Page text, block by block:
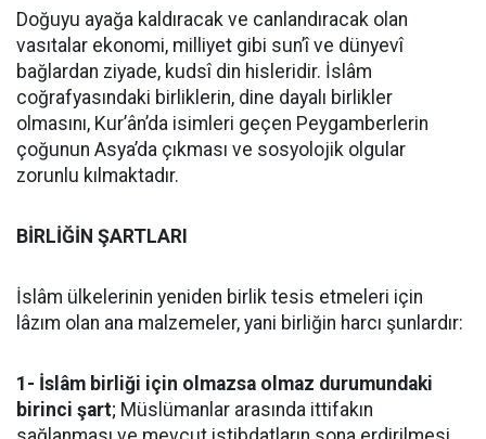
Doğuyu ayağa kaldıracak ve canlandıracak olan
vasıtalar ekonomi, milliyet gibi sun’î ve dünyevî
bağlardan ziyade, kudsî din hisleridir. İslâm
coğrafyasındaki birliklerin, dine dayalı birlikler
olmasını, Kur’ân’da isimleri geçen Peygamberlerin
çoğunun Asya’da çıkması ve sosyolojik olgular
zorunlu kılmaktadır.
BİRLİĞİN ŞARTLARI
İslâm ülkelerinin yeniden birlik tesis etmeleri için
lâzım olan ana malzemeler, yani birliğin harcı şunlardır:
1- İslâm birliği için olmazsa olmaz durumundaki
birinci şart; Müslümanlar arasında ittifakın